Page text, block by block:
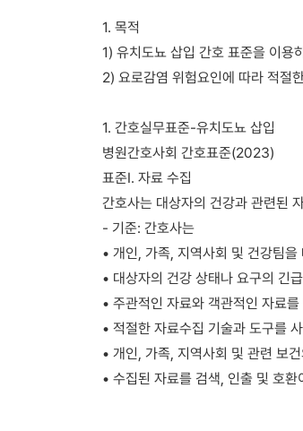
1. 목적
1) 유치도뇨 삽입 간호 표준을 이용
2) 요로감염 위험요인에 따라 적절
1. 간호실무표준-유치도뇨 삽입
병원간호사회 간호표준(2023)
표준Ⅰ. 자료 수집
간호사는 대상자의 건강과 관련된
- 기준: 간호사는
• 개인, 가족, 지역사회 및 건강팀
• 대상자의 건강 상태나 요구의 긴
• 주관적인 자료와 객관적인 자료
• 적절한 자료수집 기술과 도구를
• 개인, 가족, 지역사회 및 관련 보
• 수집된 자료를 검색, 인출 및 호